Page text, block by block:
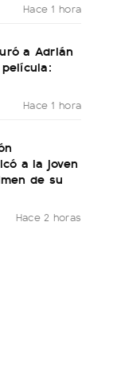
Hace 1 hora
a Adrián
Hace 1 hora
a la joven
de su
Hace 2 horas